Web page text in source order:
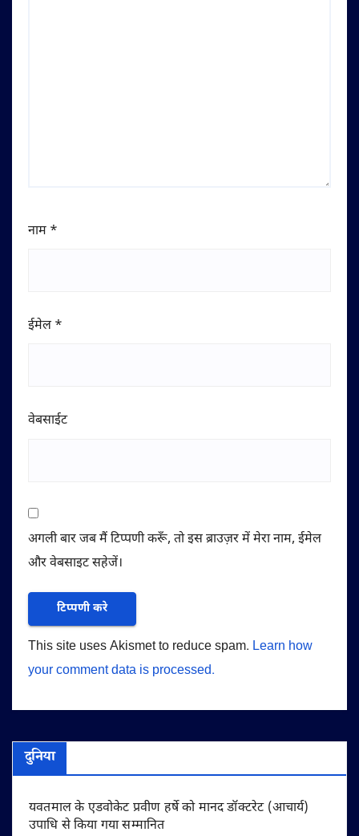
नाम *
ईमेल *
वेबसाईट
अगली बार जब मैं टिप्पणी करूँ, तो इस ब्राउज़र में मेरा नाम, ईमेल
और वेबसाइट सहेजें।
This site uses Akismet to reduce spam. Learn how
your comment data is processed.
दुनिया
यवतमाल के एडवोकेट प्रवीण हर्षे को मानद डॉक्टरेट (आचार्य)
उपाधि से किया गया सम्मानित